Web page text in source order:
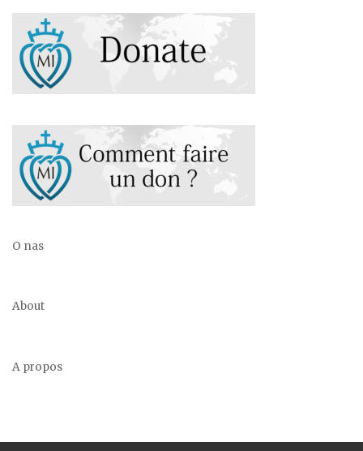
O nas
About
A propos